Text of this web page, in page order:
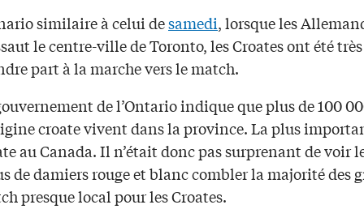
similaire à celui desamedi, lorsque les
le centre-ville de Toronto, les Croates ont été
part à la marche vers le match.
de l’Ontario indique que plus de 100
croate vivent dans la province. La plus
au Canada. Il n’était donc pas surprenant de voir
de damiers rouge et blanc combler la majorité des
presque local pour les Croates.